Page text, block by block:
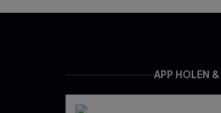
APP HOLEN